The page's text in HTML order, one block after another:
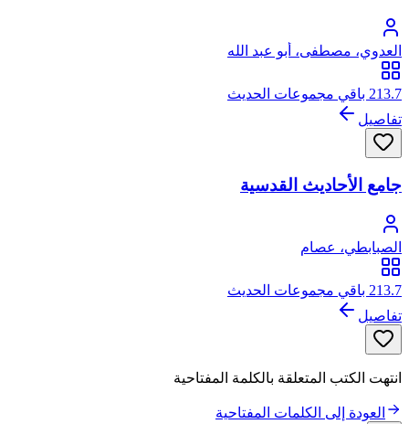
العدوي، مصطفى، أبو عبد الله
213.7 باقي مجموعات الحديث
تفاصيل
جامع الأحاديث القدسية
الصبابطي، عصام
213.7 باقي مجموعات الحديث
تفاصيل
انتهت الكتب المتعلقة بالكلمة المفتاحية
العودة إلى الكلمات المفتاحية